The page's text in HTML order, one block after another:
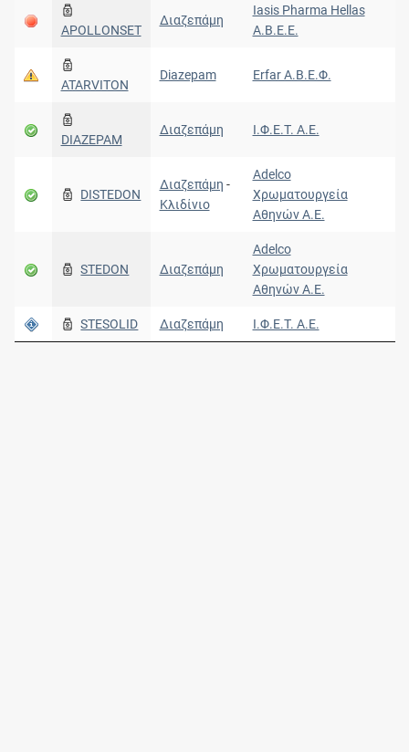
APOLLONSET
Διαζεπάμη
Iasis Pharma Hellas
Α.Β.Ε.Ε.
ATARVITON
Diazepam Erfar A.Β.Ε.Φ.
DIAZEPAM
Διαζεπάμη Ι.Φ.Ε.Τ. A.E.
DISTEDON
Διαζεπάμη -
Κλιδίνιο
Adelco
Χρωματουργεία
Αθηνών Α.Ε.
STEDON Διαζεπάμη
Adelco
Χρωματουργεία
Αθηνών Α.Ε.
STESOLID Διαζεπάμη Ι.Φ.Ε.Τ. A.E.